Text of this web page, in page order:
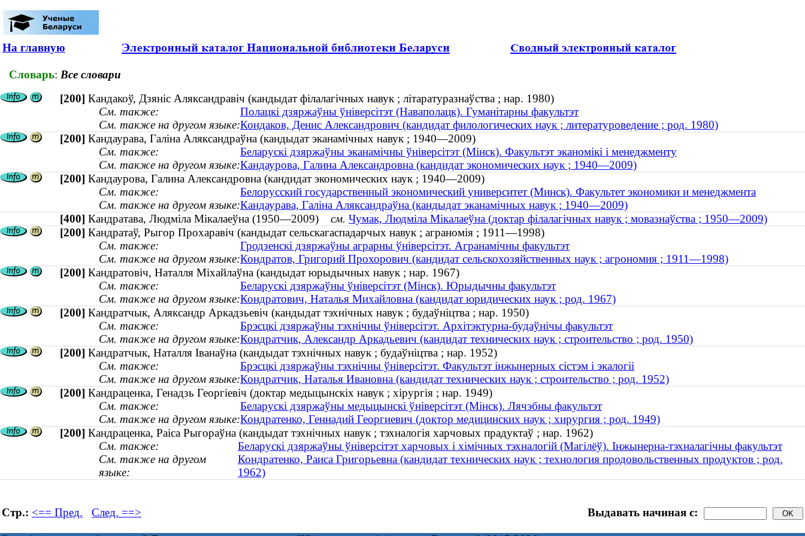
На главную
Словарь: Все словари
[200] Кандакоў, Дзяніс Аляксандравіч (кандыдат філалагічных навук ; літаратуразнаўства ; нар. 1980)
См. также:
Полацкі дзяржаўны ўніверсітэт (Наваполацк). Гуманітарны факультэт
См. также на другом языке:Кондаков, Денис Александрович (кандидат филологических наук ; литературоведение ; род. 1980)
[200] Кандаурава, Галіна Аляксандраўна (кандыдат эканамічных навук ; 1940—2009)
См. также:
Беларускі дзяржаўны эканамічны ўніверсітэт (Мінск). Факультэт эканомікі і менеджменту
См. также на другом языке:Кандаурова, Галина Александровна (кандидат экономических наук ; 1940—2009)
[200] Кандаурова, Галина Александровна (кандидат экономических наук ; 1940—2009)
См. также:
Белорусский государственный экономический университет (Минск). Факультет экономики и менеджмента
См. также на другом языке:Кандаурава, Галіна Аляксандраўна (кандыдат эканамічных навук ; 1940—2009)
[400] Кандратава, Людміла Мікалаеўна (1950—2009) см. Чумак, Людміла Мікалаеўна (доктар філалагічных навук ; мовазнаўства ; 1950—2009)
[200] Кандратаў, Рыгор Прохаравіч (кандыдат сельскагаспадарчых навук ; аграномія ; 1911—1998)
См. также:
Гродзенскі дзяржаўны аграрны ўнiверсiтэт. Агранамічны факультэт
См. также на другом языке:Кондратов, Григорий Прохорович (кандидат сельскохозяйственных наук ; агрономия ; 1911—1998)
[200] Кандратовіч, Наталля Міхайлаўна (кандыдат юрыдычных навук ; нар. 1967)
См. также:
Беларускі дзяржаўны ўніверсітэт (Мінск). Юрыдычны факультэт
См. также на другом языке:Кондратович, Наталья Михайловна (кандидат юридических наук ; род. 1967)
[200] Кандратчык, Аляксандр Аркадзьевіч (кандыдат тэхнічных навук ; будаўніцтва ; нар. 1950)
См. также:
Брэсцкі дзяржаўны тэхнічны ўніверсітэт. Архітэктурна-будаўнічы факультэт
См. также на другом языке:Кондратчик, Александр Аркадьевич (кандидат технических наук ; строительство ; род. 1950)
[200] Кандратчык, Наталля Іванаўна (кандыдат тэхнічных навук ; будаўніцтва ; нар. 1952)
См. также:
Брэсцкі дзяржаўны тэхнічны ўніверсітэт. Факультэт інжынерных сістэм і экалогіі
См. также на другом языке:Кондратчик, Наталья Ивановна (кандидат технических наук ; строительство ; род. 1952)
[200] Кандраценка, Генадзь Георгіевіч (доктар медыцынскіх навук ; хірургія ; нар. 1949)
См. также:
Беларускі дзяржаўны медыцынскі ўніверсітэт (Мінск). Лячэбны факультэт
См. также на другом языке:Кондратенко, Геннадий Георгиевич (доктор медицинских наук ; хирургия ; род. 1949)
[200] Кандраценка, Раіса Рыгораўна (кандыдат тэхнічных навук ; тэхналогія харчовых прадуктаў ; нар. 1962)
См. также:
Беларускі дзяржаўны ўніверсітэт харчовых і хімічных тэхналогій (Магілёў). Інжынерна-тэхналагічны факультэт
См. также на другом
языке:
Кондратенко, Раиса Григорьевна (кандидат технических наук ; технология продовольственных продуктов ; род.
1962)
Стр.: <== Пред. След. ==> Выдавать начиная с: